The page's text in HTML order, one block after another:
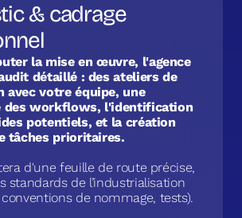
& cadrage
la mise en œuvre, l'agence
détaillé : des ateliers de
avec votre équipe, une
des workflows, l'identification
potentiels, et la création
tâches prioritaires.
d'une feuille de route précise,
standards de l’industrialisation
conventions de nommage, tests).